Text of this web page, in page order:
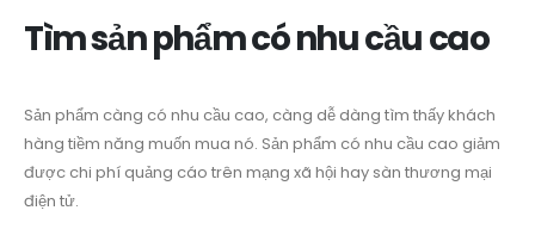
Tìm sản phẩm có nhu cầu cao
Sản phẩm càng có nhu cầu cao, càng dễ dàng tìm thấy khách
hàng tiềm năng muốn mua nó. Sản phẩm có nhu cầu cao giảm
được chi phí quảng cáo trên mạng xã hội hay sàn thương mại
điện tử.